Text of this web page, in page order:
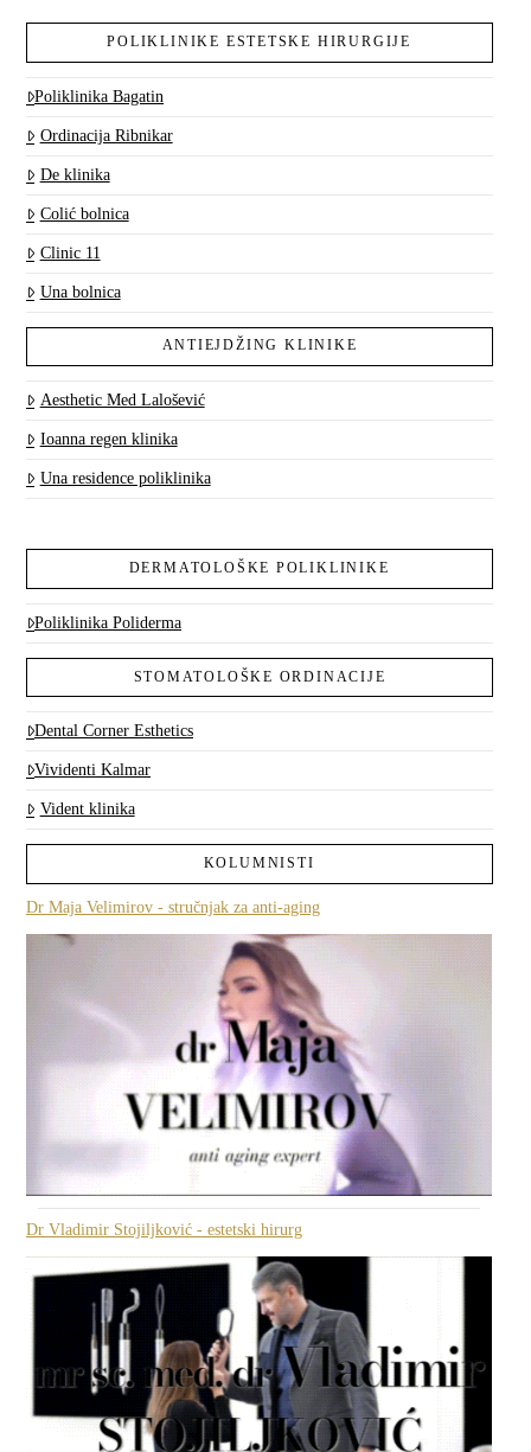
POLIKLINIKE ESTETSKE HIRURGIJE
Poliklinika Bagatin
Ordinacija Ribnikar
De klinika
Colić bolnica
Clinic 11
Una bolnica
ANTIEJDŽING KLINIKE
Aesthetic Med Lalošević
Ioanna regen klinika
Una residence poliklinika
DERMATOLOŠKE POLIKLINIKE
Poliklinika Poliderma
STOMATOLOŠKE ORDINACIJE
Dental Corner Esthetics
Vividenti Kalmar
Vident klinika
KOLUMNISTI
Dr Maja Velimirov - stručnjak za anti-aging
Dr Vladimir Stojiljković - estetski hirurg